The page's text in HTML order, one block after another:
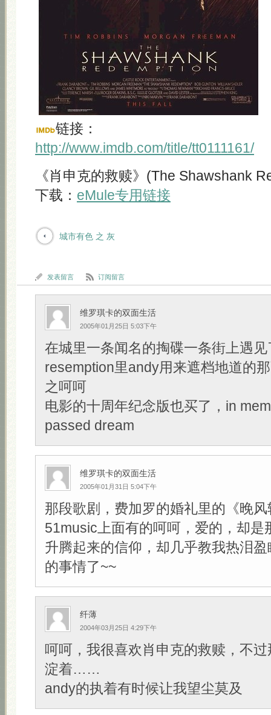
链接：
http://www.imdb.com/title/tt0111161/
《肖申克的救赎》(The Shawshank
下载： eMule专用链接
城市有色 之 灰
发表留言 订阅留言
维罗琪卡的双面生活
2005年01月25日 5:03下午
在城里一条闻名的掏碟一条街上遇见
resemption里andy用来遮档地道的
之呵呵
电影的十周年纪念版也买了，in
passed dream
维罗琪卡的双面生活
2005年01月31日 5:04下午
那段歌剧，费加罗的婚礼里的《晚
51music上面有的呵呵，爱的，却是
升腾起来的信仰，却几乎教我热泪
的事情了~~
纤薄
2004年03月25日 4:29下午
呵呵，我很喜欢肖申克的救赎，不
淀着……
andy的执着有时候让我望尘莫及